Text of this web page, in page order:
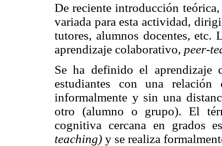
De reciente introducción
variada para esta actividad,
tutores, alumnos docentes, etc.
aprendizaje colaborativo, peer-
Se ha definido el aprendizaje
estudiantes con una
informalmente y sin una
otro (alumno o grupo). El
cognitiva cercana en grados
teaching) y se realiza